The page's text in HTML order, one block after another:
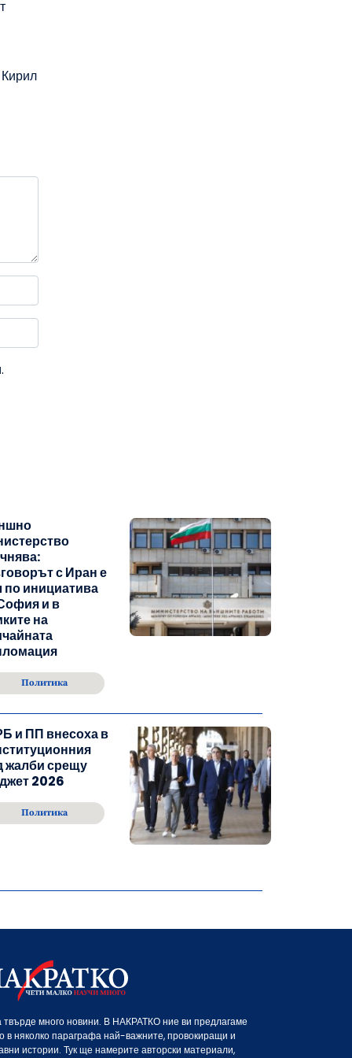
с Иран е
по инициатива
и в
на
Политика
и ПП внесоха в
жалби срещу
2026
Политика
много новини. В НАКРАТКО ние ви предлагаме
в няколко параграфа най-важните, провокиращи и
истории. Тук ще намерите авторски материали,